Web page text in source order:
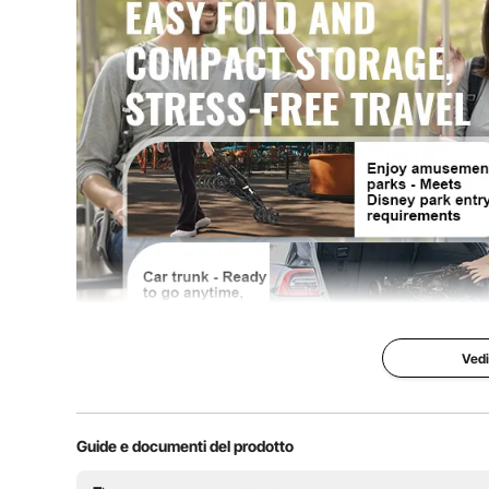
Materiale acciaio al
Pneumatici 8 pezzi di
Peso netto (con tutti gli accessori) 13,36 libbre /
Dimensioni complessive del prodotto
(L x P x A)
30,71 x
Guide e documenti del prodotto